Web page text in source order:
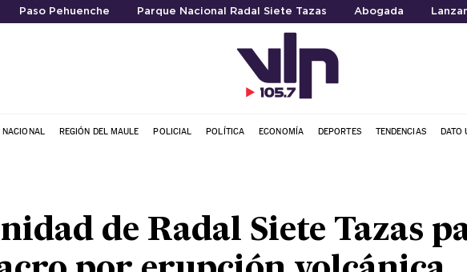
Paso Pehuenche Parque Nacional Radal Siete Tazas Abogada
NACIONAL REGIÓN DEL MAULE POLICIAL POLÍTICA ECONOMÍA DEPORTES TENDENCIAS DATO
de Radal Siete Tazas